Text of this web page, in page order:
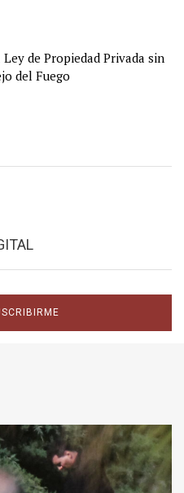
de Propiedad Privada sin
del Fuego